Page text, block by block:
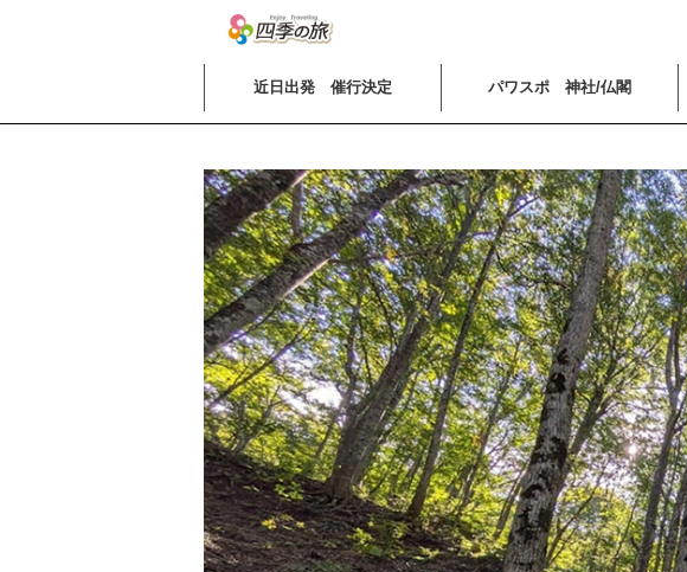
近日出発 催行決定 パワスポ 神社/仏閣